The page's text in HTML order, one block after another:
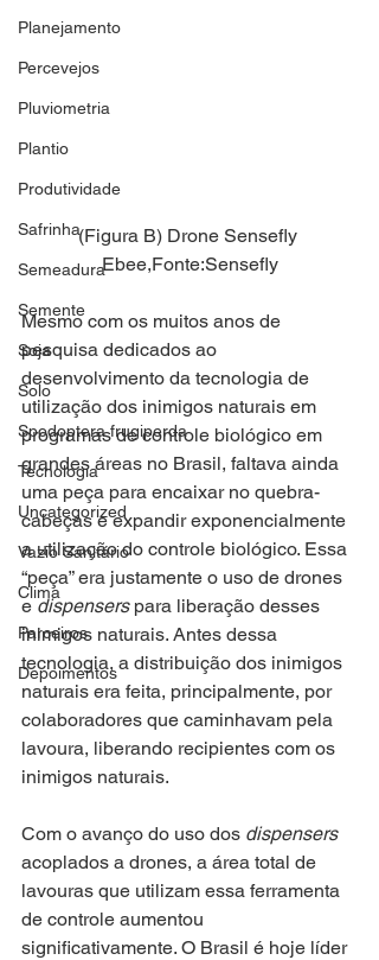
Planejamento
Percevejos
Pluviometria
Plantio
Produtividade
Safrinha
Semeadura
Semente
Soja
Solo
Spodoptera frugiperda
Tecnologia
Uncategorized
Vazio Sanitário
Clima
Parceiros
Depoimentos
(Figura B) Drone Sensefly
Ebee,Fonte:Sensefly
Mesmo com os muitos anos de
pesquisa dedicados ao
desenvolvimento da tecnologia de
utilização dos inimigos naturais em
programas de controle biológico em
grandes áreas no Brasil, faltava ainda
uma peça para encaixar no quebra-
cabeças e expandir exponencialmente
a utilização do controle biológico. Essa
“peça” era justamente o uso de drones
e dispensers para liberação desses
inimigos naturais. Antes dessa
tecnologia, a distribuição dos inimigos
naturais era feita, principalmente, por
colaboradores que caminhavam pela
lavoura, liberando recipientes com os
inimigos naturais.
Com o avanço do uso dos dispensers
acoplados a drones, a área total de
lavouras que utilizam essa ferramenta
de controle aumentou
significativamente. O Brasil é hoje líder